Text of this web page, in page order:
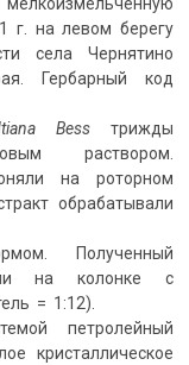
г. на левом берегу
села Чернятино
Гербарный код
Bess
трижды
раствором.
на роторном
обрабатывали
Полученный
на колонке с
= 1:12).
петролейный
кристаллическое